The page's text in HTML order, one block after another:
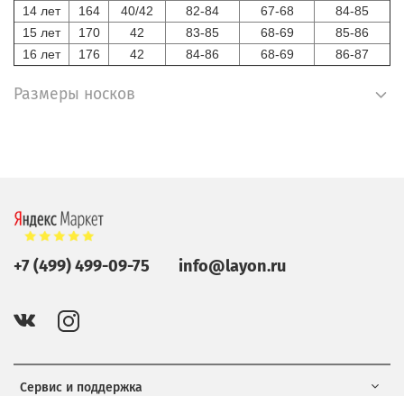
14 лет
164 40/42 82-84 67-68
84-85
15 лет
170 42 83-85 68-69
85-86
16 лет
176 42 84-86 68-69 86-87
Размеры носков
Сервис и поддержка
+7 (499) 499-09-75 info@layon.ru